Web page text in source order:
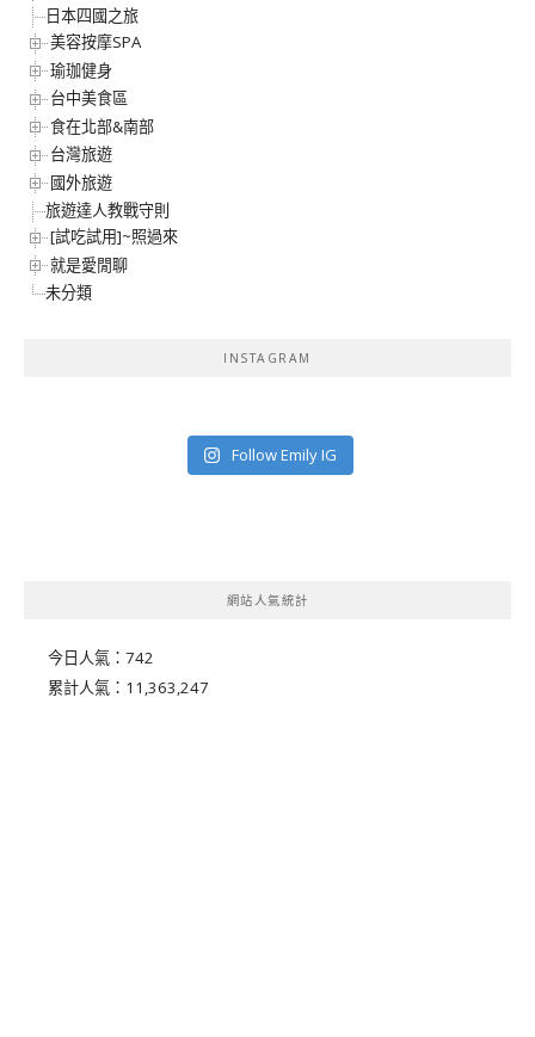
日本四國之旅
美容按摩SPA
瑜珈健身
台中美食區
食在北部&南部
台灣旅遊
國外旅遊
旅遊達人教戰守則
[試吃試用]~照過來
就是愛閒聊
未分類
INSTAGRAM
Follow Emily IG
網站人氣統計
今日人氣： 742
累計人氣： 11,363,247